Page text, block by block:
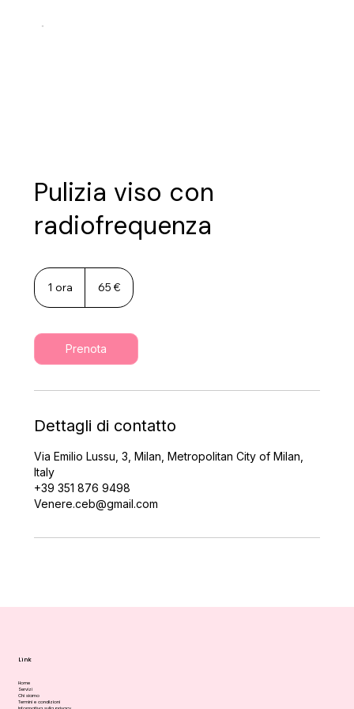
Pulizia viso con
radiofrequenza
1 ora 65 €
Prenota
Dettagli di contatto
Via Emilio Lussu, 3, Milan, Metropolitan City of Milan,
Italy
+39 351 876 9498
Venere.ceb@gmail.com
Link
Home
Servizi
Chi siamo
Termini e condizioni